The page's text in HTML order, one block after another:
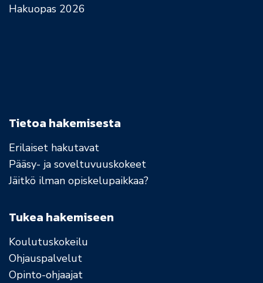
Hakuopas 2026
Tietoa hakemisesta
Erilaiset hakutavat
Pääsy- ja soveltuvuuskokeet
Jäitkö ilman opiskelupaikkaa?
Tukea hakemiseen
Koulutuskokeilu
Ohjauspalvelut
Opinto-ohjaajat